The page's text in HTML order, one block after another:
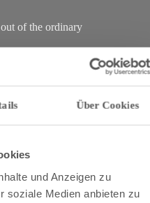
Über Cookies
und Anzeigen zu
soziale Medien anbieten zu
natural fabrics and